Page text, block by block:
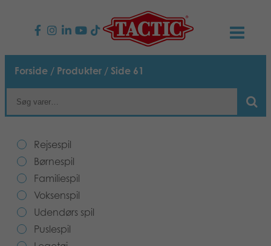
PRODUKTER
Voksenspil
Udendørs spil
Puslespil
NYHEDER
Etisk kodeks
Ansvarlighed
Vores historie
KONTAKTER
Kontakt os
Links
B2B-SHOP
Forside / Produkter / Side 61
Rejsespil
Børnespil
Familiespil
Voksenspil
Udendørs spil
Puslespil